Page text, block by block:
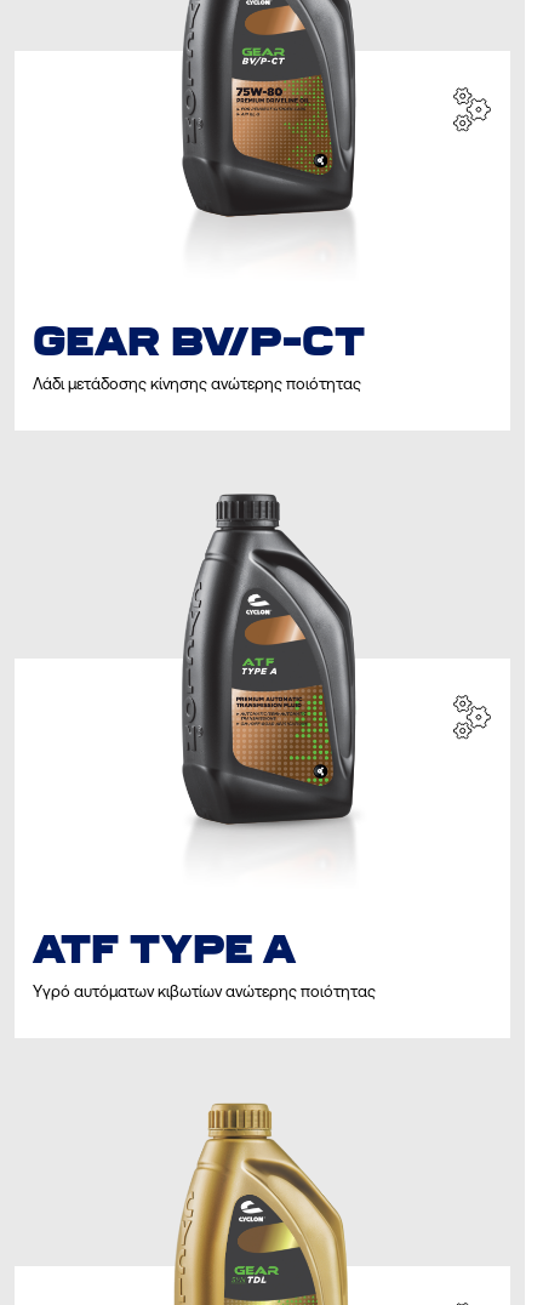
GEAR BV/P-CT
Λάδι μετάδοσης κίνησης ανώτερης ποιότητας
ATF TYPE A
Υγρό αυτόματων κιβωτίων ανώτερης ποιότητας